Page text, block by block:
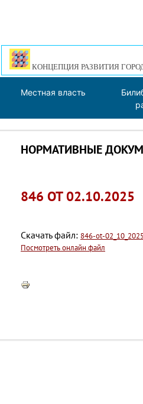
КОНЦЕПЦИЯ РАЗВИТИЯ
Местная власть
НОРМАТИВНЫЕ
846 ОТ 02.10.2025
Скачать файл: 846-ot-
Посмотреть онлайн файл